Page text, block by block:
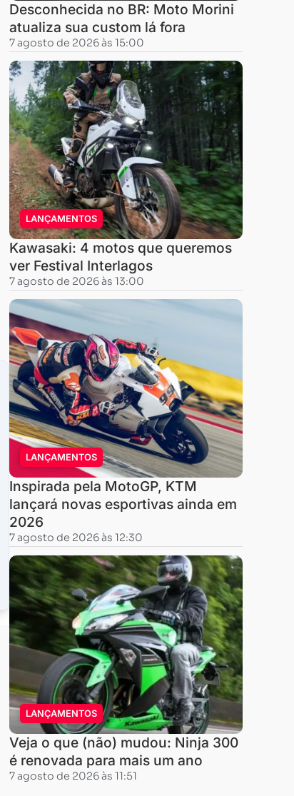
Desconhecida no BR: Moto Morini
atualiza sua custom lá fora
7 agosto de 2026 às 15:00
LANÇAMENTOS
Kawasaki: 4 motos que queremos
ver Festival Interlagos
7 agosto de 2026 às 13:00
LANÇAMENTOS
Inspirada pela MotoGP, KTM
lançará novas esportivas ainda em
2026
7 agosto de 2026 às 12:30
LANÇAMENTOS
Veja o que (não) mudou: Ninja 300
é renovada para mais um ano
7 agosto de 2026 às 11:51